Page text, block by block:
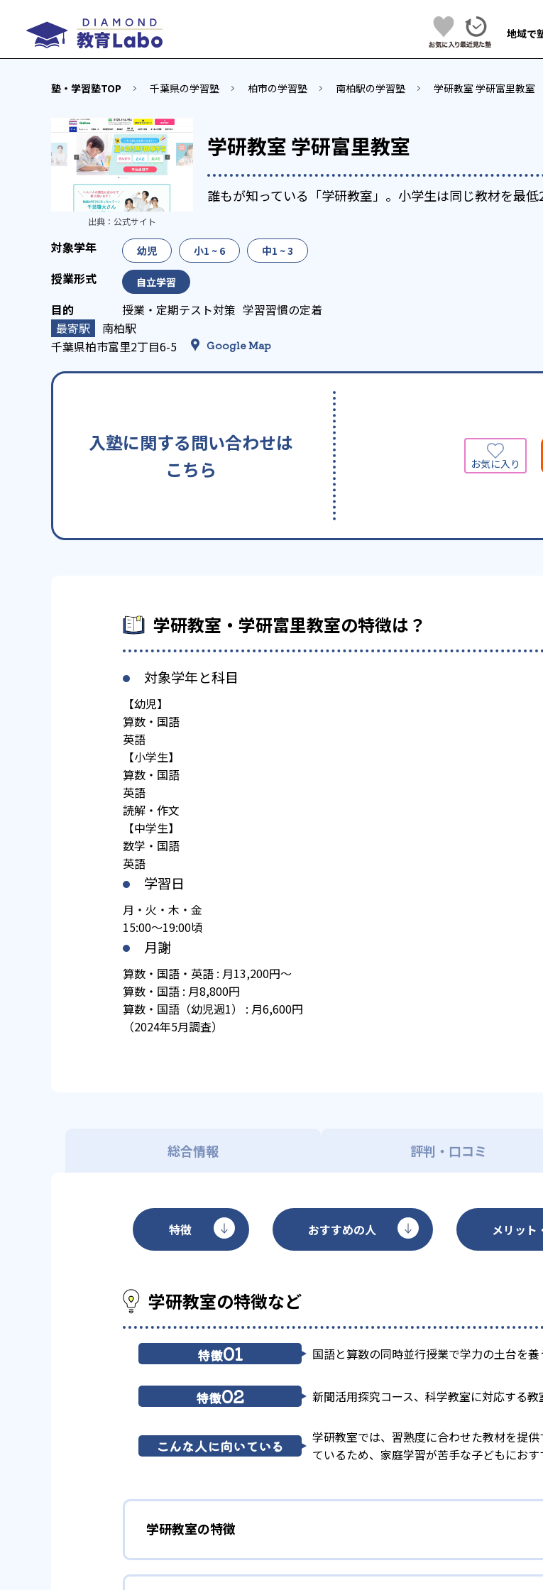
地域で
塾・学習塾TOP 千葉県の学習塾 柏市の学習塾 南柏駅の学習塾 学研教室 学研富里教室
学研教室 学研富里教室
誰もが知っている「学研教室」。小学生は同じ教材を最
出典： 公式サイト
幼児 小1 ~ 6 中1 ~ 3
自立学習
授業・定期テスト対策 学習習慣の定着
南柏駅
千葉県柏市富里2丁目6-5
Google Map
入塾に関する問い合わせは
こちら
学研教室・学研富里教室の特徴は？
対象学年と科目
【幼児】
算数・国語
英語
【小学生】
算数・国語
英語
読解・作文
【中学生】
数学・国語
英語
学習日
月・火・木・金
15:00～19:00頃
月謝
算数・国語・英語 : 月13,200円～
算数・国語 : 月8,800円
算数・国語（幼児週1） : 月6,600円
（2024年5月調査）
総合情報 評判・口コミ
特徴 おすすめの人 メリット
学研教室の特徴など
特徴01 国語と算数の同時並行授業で学力の土台を養
特徴02 新聞活用探究コース、科学教室に対応する教
こんな人に向いている
学研教室では、習熟度に合わせた教材を提
ているため、家庭学習が苦手な子どもにおす
学研教室の特徴
01 3歳から高校生まで「無学年方式」で個別指導